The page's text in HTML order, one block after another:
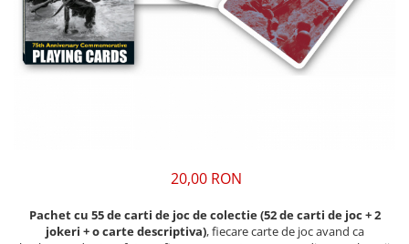
20,00 RON
Pachet cu 55 de carti de joc de colectie (52 de carti de joc + 2
jokeri + o carte descriptiva), fiecare carte de joc avand ca